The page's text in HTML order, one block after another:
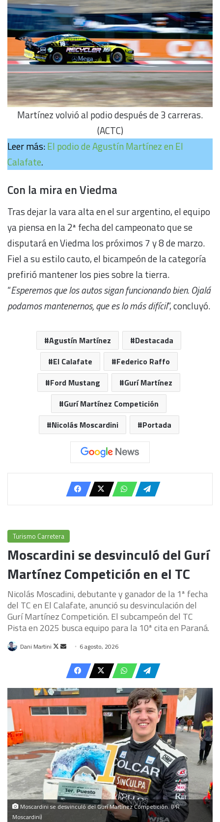
Martínez volvió al podio después de 3 carreras.
(ACTC)
Leer más:El podio de Agustín Martínez en El
Calafate.
Con la mira en Viedma
Tras dejar la vara alta en el sur argentino, el equipo
ya piensa en la 2ª fecha del campeonato que se
disputará en Viedma los próximos 7 y 8 de marzo.
Fiel a su estilo cauto, el bicampeón de la categoría
prefirió mantener los pies sobre la tierra.
“Esperemos que los autos sigan funcionando bien. Ojalá
podamos mantenernos, que es lo más difícil”, concluyó.
Agustín Martínez
Destacada
El Calafate
Federico Raffo
Ford Mustang
Gurí Martínez
Gurí Martínez Competición
Nicolás Moscardini
Portada